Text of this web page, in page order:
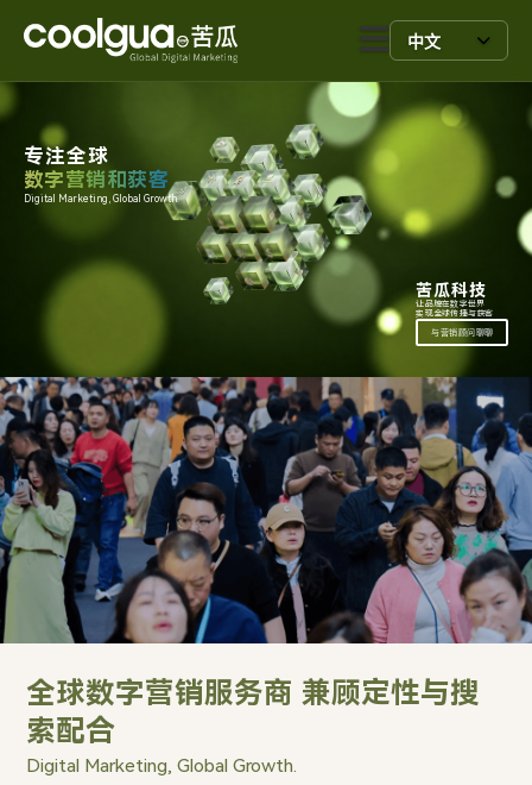
中文
专注全球
数字营销和获客
Digital Marketing, Global Growth.
苦瓜科技
让品牌在数字世界
实现全球传播与获客
与营销顾问聊聊
全球数字营销服务商 兼顾定性与搜
索配合
Digital Marketing, Global Growth.